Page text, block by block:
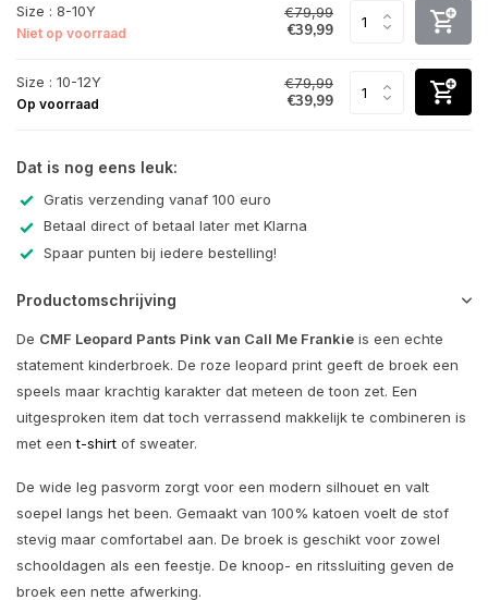
Size : 8-10Y
Niet op voorraad
€79,99
€39,99
Size : 10-12Y
Op voorraad
€79,99
€39,99
Dat is nog eens leuk:
Gratis verzending vanaf 100 euro
Betaal direct of betaal later met Klarna
Spaar punten bij iedere bestelling!
Productomschrijving
De CMF Leopard Pants Pink van Call Me Frankie is een echte
statement kinderbroek. De roze leopard print geeft de broek een
speels maar krachtig karakter dat meteen de toon zet. Een
uitgesproken item dat toch verrassend makkelijk te combineren is
met eent-shirt of sweater.
De wide leg pasvorm zorgt voor een modern silhouet en valt
soepel langs het been. Gemaakt van 100% katoen voelt de stof
stevig maar comfortabel aan. De broek is geschikt voor zowel
schooldagen als een feestje. De knoop- en ritssluiting geven de
broek een nette afwerking.